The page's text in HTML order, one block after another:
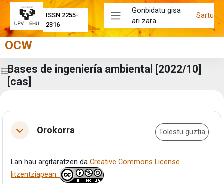
ISSN 2255-
2316
Alboko panela
Gonbidatu gisa
ari zara
Sartu
Joan eduki nagusira zuzenean
OCW
Zabaldu ikastaroaren aurkibidea
Bases de ingeniería ambiental [2022/10]
[cas]
Eduki-bloke nagusiak
Atalaren laburpena
TolestuOrokorra Tolestu guztia
Lan hau argitaratzen da Creative Commons License
litzentziapean.